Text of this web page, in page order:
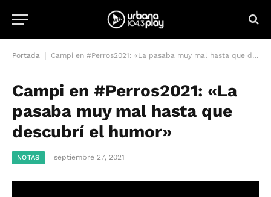
Portada Campi en #Perros2021: «La pasaba muy mal hasta que descubrí el humor»
Campi en #Perros2021: «La
pasaba muy mal hasta que
descubrí el humor»
NOTAS septiembre 27, 2021